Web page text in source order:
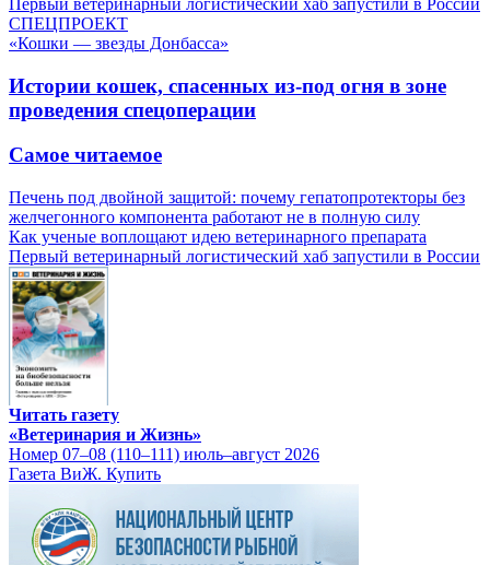
Первый ветеринарный логистический хаб запустили в России
СПЕЦПРОЕКТ
«Кошки — звезды Донбасса»
Истории кошек, спасенных из-под огня в зоне
проведения спецоперации
Самое читаемое
Печень под двойной защитой: почему гепатопротекторы без
желчегонного компонента работают не в полную силу
Как ученые воплощают идею ветеринарного препарата
Первый ветеринарный логистический хаб запустили в России
Читать газету
«Ветеринария и Жизнь»
Номер 07–08 (110–111) июль–август 2026
Газета ВиЖ. Купить